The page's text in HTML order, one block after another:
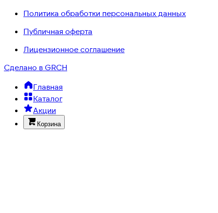
Политика обработки персональных данных
Публичная оферта
Лицензионное соглашение
Сделано в GRCH
Главная
Каталог
Акции
Корзина